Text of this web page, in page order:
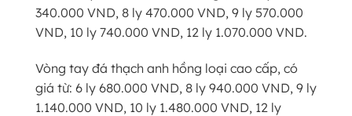
340.000 VND, 8 ly 470.000 VND, 9 ly 570.000
VND, 10 ly 740.000 VND, 12 ly 1.070.000 VND.
Vòng tay đá thạch anh hồng loại cao cấp, có
giá từ: 6 ly 680.000 VND, 8 ly 940.000 VND, 9 ly
1.140.000 VND, 10 ly 1.480.000 VND, 12 ly